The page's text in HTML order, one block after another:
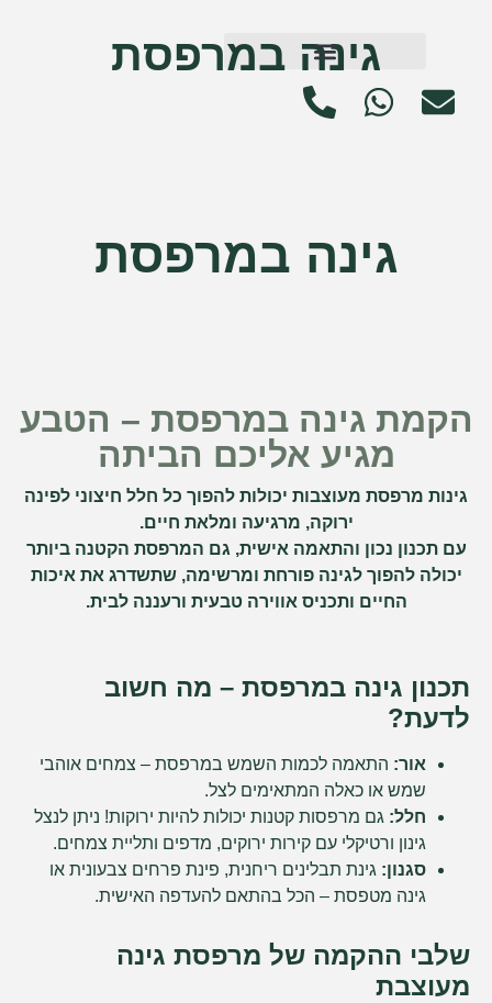
גינה במרפסת
גינה במרפסת
הקמת גינה במרפסת – הטבע
מגיע אליכם הביתה
גינות מרפסת מעוצבות יכולות להפוך כל חלל חיצוני לפינה
ירוקה, מרגיעה ומלאת חיים.
עם תכנון נכון והתאמה אישית, גם המרפסת הקטנה ביותר
יכולה להפוך לגינה פורחת ומרשימה, שתשדרג את איכות
החיים ותכניס אווירה טבעית ורעננה לבית.
תכנון גינה במרפסת – מה חשוב
לדעת?
אור: התאמה לכמות השמש במרפסת – צמחים אוהבי
שמש או כאלה המתאימים לצל.
חלל: גם מרפסות קטנות יכולות להיות ירוקות! ניתן לנצל
גינון ורטיקלי עם קירות ירוקים, מדפים ותליית צמחים.
סגנון: גינת תבלינים ריחנית, פינת פרחים צבעונית או
גינה מטפסת – הכל בהתאם להעדפה האישית.
שלבי ההקמה של מרפסת גינה
מעוצבת